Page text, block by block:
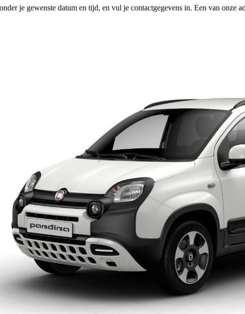
je gewenste datum en tijd, en vul je contactgegevens in. Een van onze